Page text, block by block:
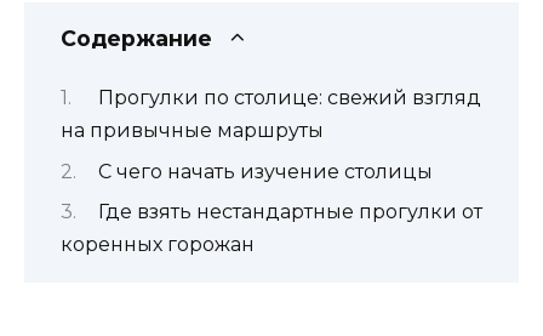
Содержание
Прогулки по столице: свежий взгляд
на привычные маршруты
С чего начать изучение столицы
Где взять нестандартные прогулки от
коренных горожан